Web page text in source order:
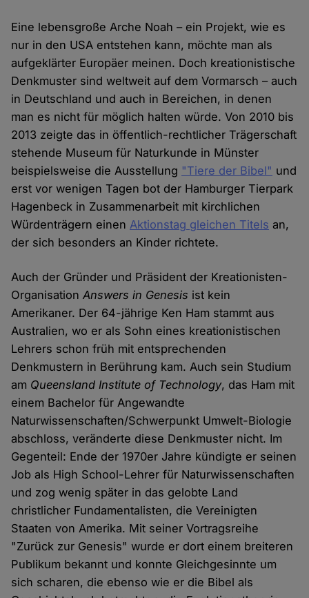
Eine lebensgroße Arche Noah – ein Projekt, wie es
nur in den USA entstehen kann, möchte man als
aufgeklärter Europäer meinen. Doch kreationistische
Denkmuster sind weltweit auf dem Vormarsch – auch
in Deutschland und auch in Bereichen, in denen
man es nicht für möglich halten würde. Von 2010 bis
2013 zeigte das in öffentlich-rechtlicher Trägerschaft
stehende Museum für Naturkunde in Münster
beispielsweise die Ausstellung "Tiere der Bibel" und
erst vor wenigen Tagen bot der Hamburger Tierpark
Hagenbeck in Zusammenarbeit mit kirchlichen
Würdenträgern einenAktionstag gleichen Titels an,
der sich besonders an Kinder richtete.
Auch der Gründer und Präsident der Kreationisten-
OrganisationAnswers in Genesis ist kein
Amerikaner. Der 64-jährige Ken Ham stammt aus
Australien, wo er als Sohn eines kreationistischen
Lehrers schon früh mit entsprechenden
Denkmustern in Berührung kam. Auch sein Studium
am Queensland Institute of Technology, das Ham mit
einem Bachelor für Angewandte
Naturwissenschaften/Schwerpunkt Umwelt-Biologie
abschloss, veränderte diese Denkmuster nicht. Im
Gegenteil: Ende der 1970er Jahre kündigte er seinen
Job als High School-Lehrer für Naturwissenschaften
und zog wenig später in das gelobte Land
christlicher Fundamentalisten, die Vereinigten
Staaten von Amerika. Mit seiner Vortragsreihe
"Zurück zur Genesis" wurde er dort einem breiteren
Publikum bekannt und konnte Gleichgesinnte um
sich scharen, die ebenso wie er die Bibel als